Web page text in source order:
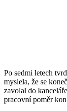
Po sedmi letech
myslela, že se
zavolal do
pracovní poměr